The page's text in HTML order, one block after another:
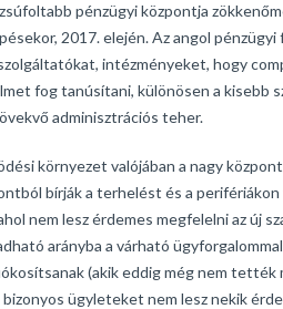
pénzügyi központja
2017. elején. Az angol pénzügyi
intézményeket, hogy
fog tanúsítani, különösen a kisebb
adminisztrációs teher.
környezet valójában a nagy
bírják a terhelést és a
nem lesz érdemes megfelelni az új
arányba a várható
(akik eddig még nem tették
ügyleteket nem lesz nekik